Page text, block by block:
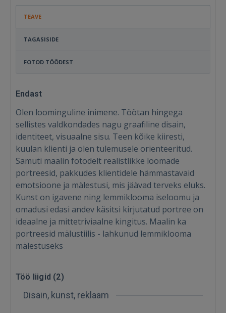
TEAVE
TAGASISIDE
FOTOD TÖÖDEST
Endast
Olen loominguline inimene. Töötan hingega
sellistes valdkondades nagu graafiline disain,
identiteet, visuaalne sisu. Teen kõike kiiresti,
kuulan klienti ja olen tulemusele orienteeritud.
Samuti maalin fotodelt realistlikke loomade
portreesid, pakkudes klientidele hämmastavaid
emotsioone ja mälestusi, mis jäävad terveks eluks.
Kunst on igavene ning lemmiklooma iseloomu ja
omadusi edasi andev käsitsi kirjutatud portree on
ideaalne ja mittetriviaalne kingitus. Maalin ka
portreesid mälustiilis - lahkunud lemmiklooma
mälestuseks
Töö liigid (2)
Disain, kunst, reklaam